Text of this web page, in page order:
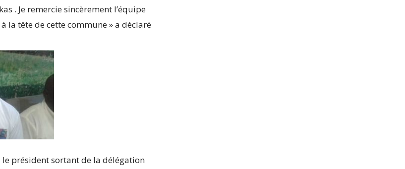
. Je remercie sincèrement l’équipe
la tête de cette commune » a déclaré
président sortant de la délégation